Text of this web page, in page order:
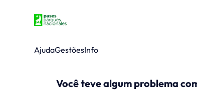
AjudaGestõesInfo
Você teve algum problema